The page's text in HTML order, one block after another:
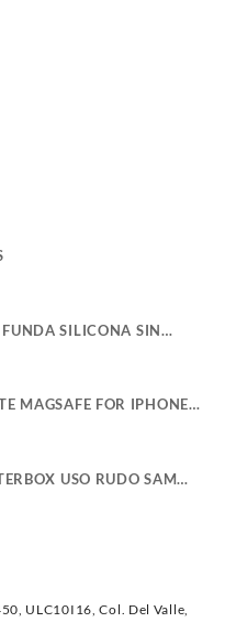
SILICONA SIN
MAGSAFE FOR IPHONE
USO RUDO SAM
ULTRA
ULC10I16, Col. Del Valle,